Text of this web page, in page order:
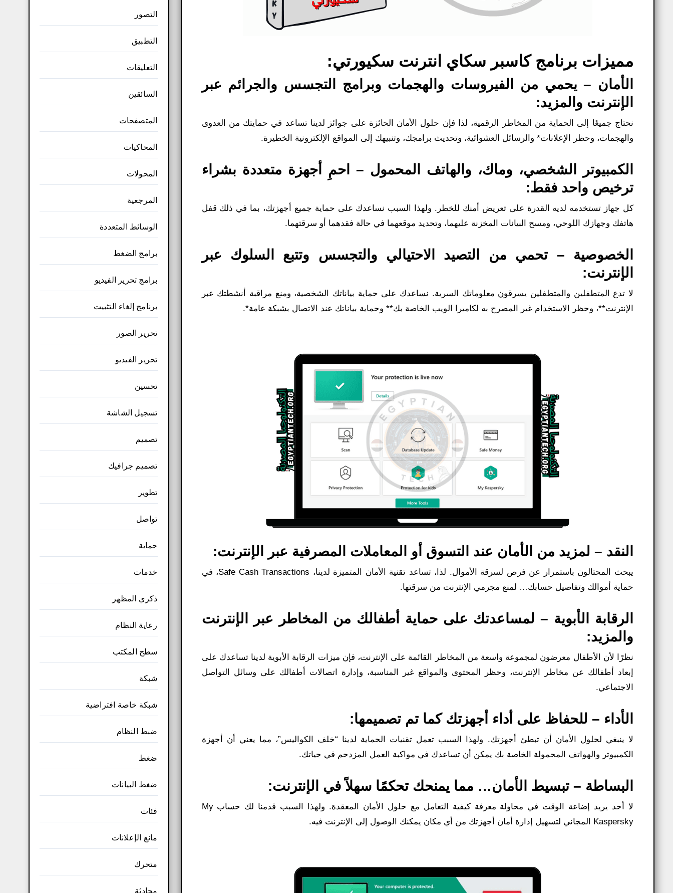
مميزات برنامج كاسبر سكاي انترنت سكيورتي:
الأمان – يحمي من الفيروسات والهجمات وبرامج التجسس والجرائم عبر
الإنترنت والمزيد:
نحتاج جميعًا إلى الحماية من المخاطر الرقمية، لذا فإن حلول الأمان الحائزة على جوائز لدينا تساعد في حمايتك من العدوى
والهجمات، وحظر الإعلانات* والرسائل العشوائية، وتحديث برامجك، وتنبيهك إلى المواقع الإلكترونية الخطيرة.
الكمبيوتر الشخصي، وماك، والهاتف المحمول – احمِ أجهزة متعددة بشراء
ترخيص واحد فقط:
كل جهاز تستخدمه لديه القدرة على تعريض أمنك للخطر. ولهذا السبب نساعدك على حماية جميع أجهزتك، بما في ذلك قفل
هاتفك وجهازك اللوحي، ومسح البيانات المخزنة عليهما، وتحديد موقعهما في حالة فقدهما أو سرقتهما.
الخصوصية – تحمي من التصيد الاحتيالي والتجسس وتتبع السلوك عبر
الإنترنت:
لا تدع المتطفلين والمتطفلين يسرقون معلوماتك السرية. نساعدك على حماية بياناتك الشخصية، ومنع مراقبة أنشطتك عبر
الإنترنت**، وحظر الاستخدام غير المصرح به لكاميرا الويب الخاصة بك** وحماية بياناتك عند الاتصال بشبكة عامة*.
النقد – لمزيد من الأمان عند التسوق أو المعاملات المصرفية عبر الإنترنت:
يبحث المحتالون باستمرار عن فرص لسرقة الأموال. لذا، تساعد تقنية الأمان المتميزة لدينا، Safe Cash Transactions، في
حماية أموالك وتفاصيل حسابك… لمنع مجرمي الإنترنت من سرقتها.
الرقابة الأبوية – لمساعدتك على حماية أطفالك من المخاطر عبر الإنترنت
والمزيد:
نظرًا لأن الأطفال معرضون لمجموعة واسعة من المخاطر القائمة على الإنترنت، فإن ميزات الرقابة الأبوية لدينا تساعدك على
إبعاد أطفالك عن مخاطر الإنترنت، وحظر المحتوى والمواقع غير المناسبة، وإدارة اتصالات أطفالك على وسائل التواصل
الاجتماعي.
الأداء – للحفاظ على أداء أجهزتك كما تم تصميمها:
لا ينبغي لحلول الأمان أن تبطئ أجهزتك. ولهذا السبب تعمل تقنيات الحماية لدينا “خلف الكواليس”، مما يعني أن أجهزة
الكمبيوتر والهواتف المحمولة الخاصة بك يمكن أن تساعدك في مواكبة العمل المزدحم في حياتك.
البساطة – تبسيط الأمان… مما يمنحك تحكمًا سهلاً في الإنترنت:
لا أحد يريد إضاعة الوقت في محاولة معرفة كيفية التعامل مع حلول الأمان المعقدة. ولهذا السبب قدمنا ​​لك حساب My
Kaspersky المجاني لتسهيل إدارة أمان أجهزتك من أي مكان يمكنك الوصول إلى الإنترنت فيه.
التصور
التطبيق
التعليقات
السائقين
المتصفحات
المحاكيات
المحولات
المرجعية
الوسائط المتعددة
برامج الضغط
برامج تحرير الفيديو
برنامج إلغاء التثبيت
تحرير الصور
تحرير الفيديو
تحسين
تسجيل الشاشة
تصميم
تصميم جرافيك
تطوير
تواصل
حماية
خدمات
ذكري المظهر
رعاية النظام
سطح المكتب
شبكة
شبكة خاصة افتراضية
ضبط النظام
ضغط
ضغط البيانات
فئات
مانع الإعلانات
متحرك
محادثة